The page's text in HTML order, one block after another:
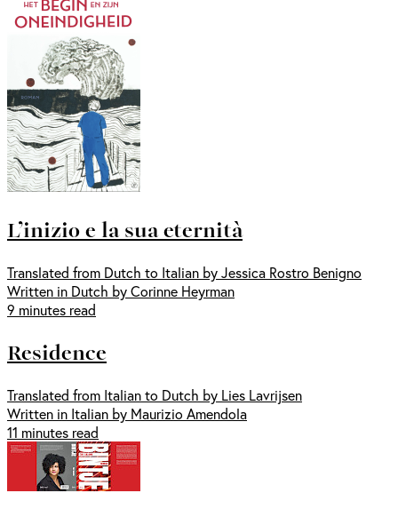
L’inizio e la sua eternità
Translated from Dutch to Italian by Jessica Rostro Benigno
Written in Dutch by Corinne Heyrman
9 minutes read
Residence
Translated from Italian to Dutch by Lies Lavrijsen
Written in Italian by Maurizio Amendola
11 minutes read